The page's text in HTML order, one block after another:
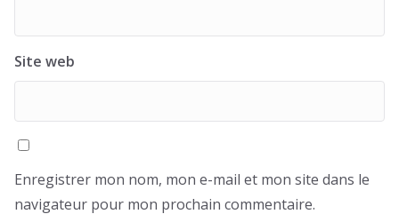
Site web
Enregistrer mon nom, mon e-mail et mon site dans le
navigateur pour mon prochain commentaire.